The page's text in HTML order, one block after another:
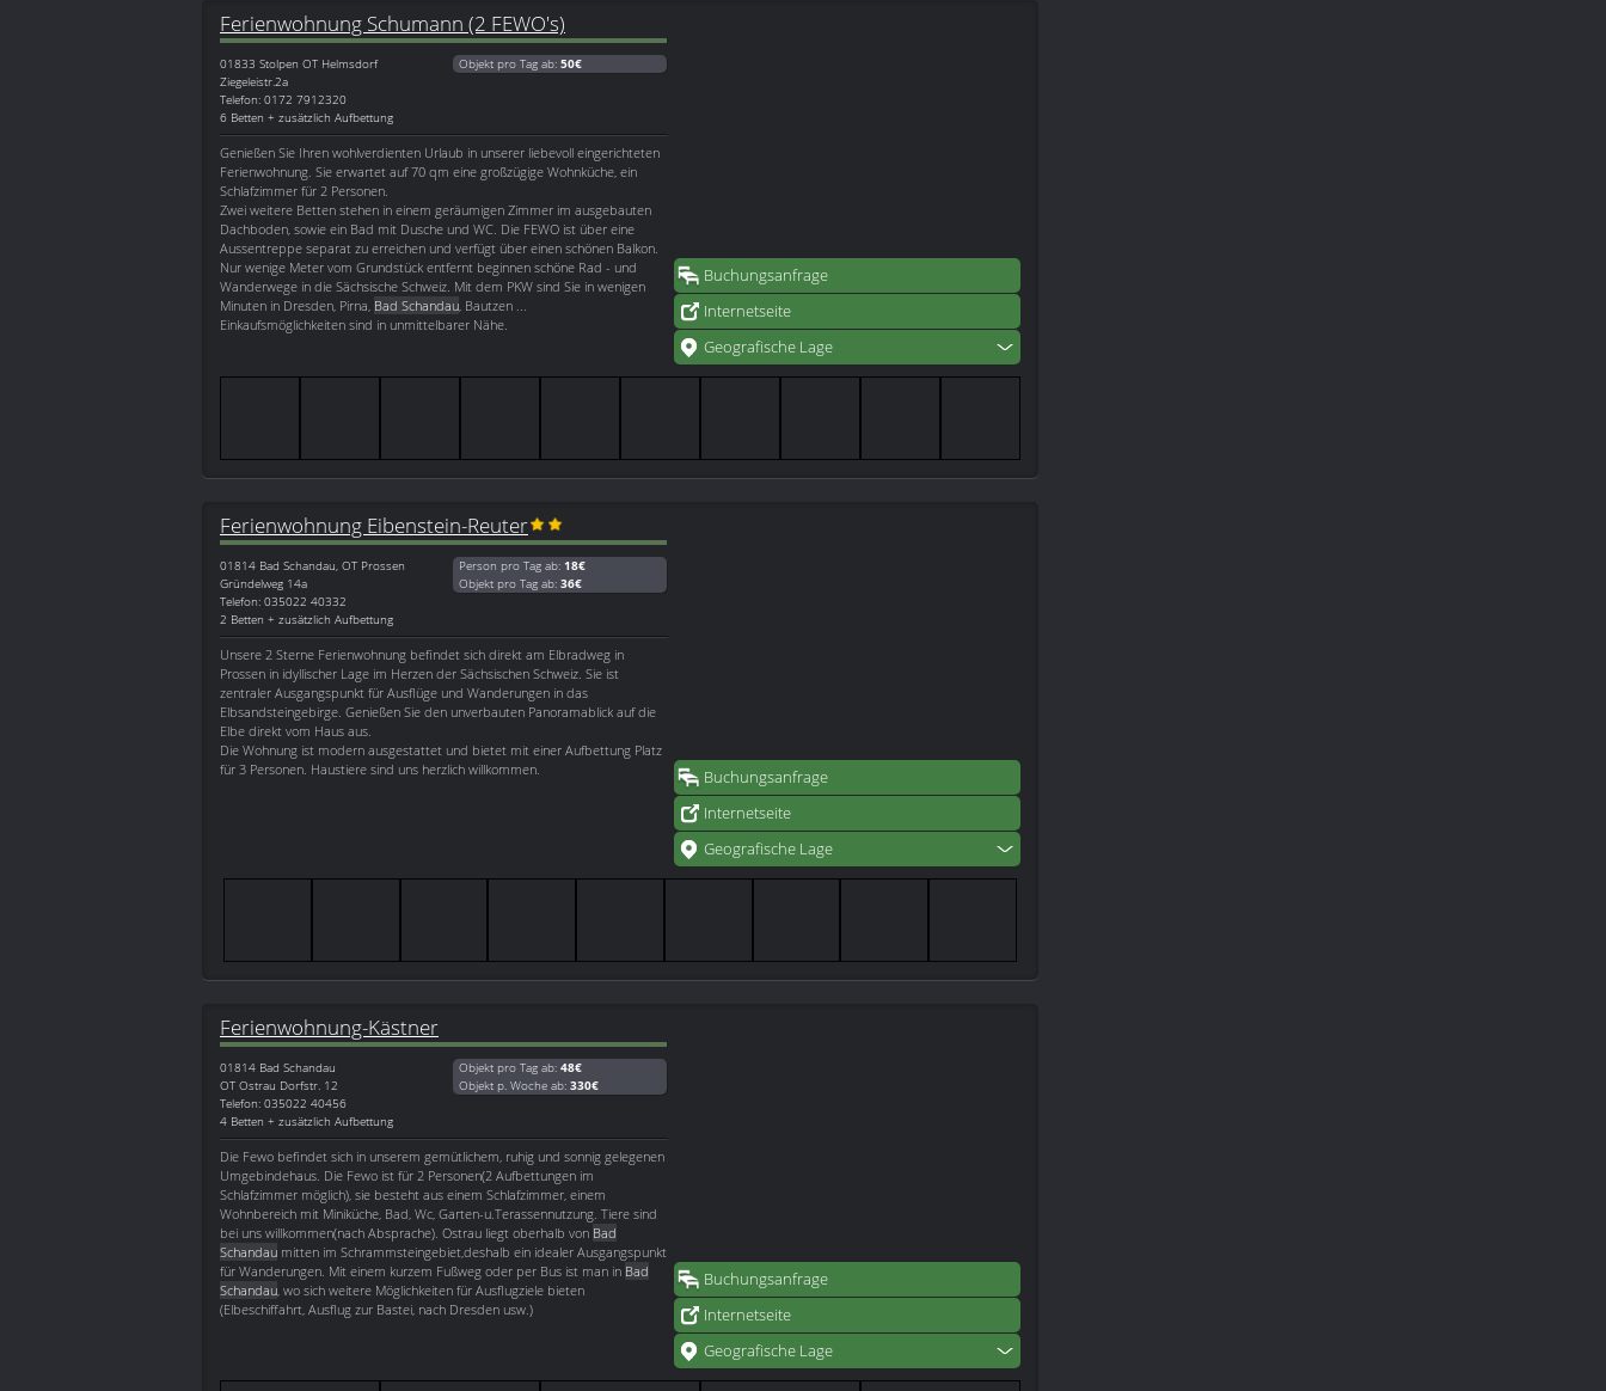
Buchungsanfrage
Internetseite
Geografische Lage
Ferienwohnung Schumann (2 FEWO's)
01833 Stolpen OT Helmsdorf
Ziegeleistr.2a
Telefon: 0172 7912320
6 Betten + zusätzlich Aufbettung
Objekt pro Tag ab: 50€
Genießen Sie Ihren wohlverdienten Urlaub in unserer liebevoll eingerichteten
Ferienwohnung. Sie erwartet auf 70 qm eine großzügige Wohnküche, ein
Schlafzimmer für 2 Personen.
Zwei weitere Betten stehen in einem geräumigen Zimmer im ausgebauten
Dachboden, sowie ein Bad mit Dusche und WC. Die FEWO ist über eine
Aussentreppe separat zu erreichen und verfügt über einen schönen Balkon.
Nur wenige Meter vom Grundstück entfernt beginnen schöne Rad - und
Wanderwege in die Sächsische Schweiz. Mit dem PKW sind Sie in wenigen
Minuten in Dresden, Pirna, Bad Schandau, Bautzen ...
Einkaufsmöglichkeiten sind in unmittelbarer Nähe.
Buchungsanfrage
Internetseite
Geografische Lage
Ferienwohnung Eibenstein-Reuter
01814 Bad Schandau, OT Prossen
Gründelweg 14a
Telefon: 035022 40332
2 Betten + zusätzlich Aufbettung
Person pro Tag ab: 18€
Objekt pro Tag ab: 36€
Unsere 2 Sterne Ferienwohnung befindet sich direkt am Elbradweg in
Prossen in idyllischer Lage im Herzen der Sächsischen Schweiz. Sie ist
zentraler Ausgangspunkt für Ausflüge und Wanderungen in das
Elbsandsteingebirge. Genießen Sie den unverbauten Panoramablick auf die
Elbe direkt vom Haus aus.
Die Wohnung ist modern ausgestattet und bietet mit einer Aufbettung Platz
für 3 Personen. Haustiere sind uns herzlich willkommen.
Buchungsanfrage
Internetseite
Geografische Lage
Ferienwohnung-Kästner
01814 Bad Schandau
OT Ostrau Dorfstr. 12
Telefon: 035022 40456
4 Betten + zusätzlich Aufbettung
Objekt pro Tag ab: 48€
Objekt p. Woche ab: 330€
Die Fewo befindet sich in unserem gemütlichem, ruhig und sonnig gelegenen
Umgebindehaus. Die Fewo ist für 2 Personen(2 Aufbettungen im
Schlafzimmer möglich), sie besteht aus einem Schlafzimmer, einem
Wohnbereich mit Miniküche, Bad, Wc, Garten-u.Terassennutzung. Tiere sind
bei uns willkommen(nach Absprache). Ostrau liegt oberhalb von Bad
Schandau mitten im Schrammsteingebiet,deshalb ein idealer Ausgangspunkt
für Wanderungen. Mit einem kurzem Fußweg oder per Bus ist man in Bad
Schandau, wo sich weitere Möglichkeiten für Ausflugziele bieten
(Elbeschiffahrt, Ausflug zur Bastei, nach Dresden usw.)